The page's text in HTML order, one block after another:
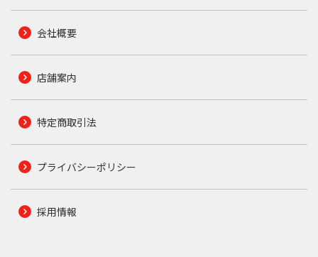
会社概要
店舗案内
特定商取引法
プライバシーポリシー
採用情報